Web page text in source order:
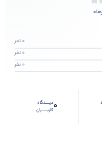
0
0 نفر
0 نفر
0 نفر
0دیــــدگاه
کاربـــــران